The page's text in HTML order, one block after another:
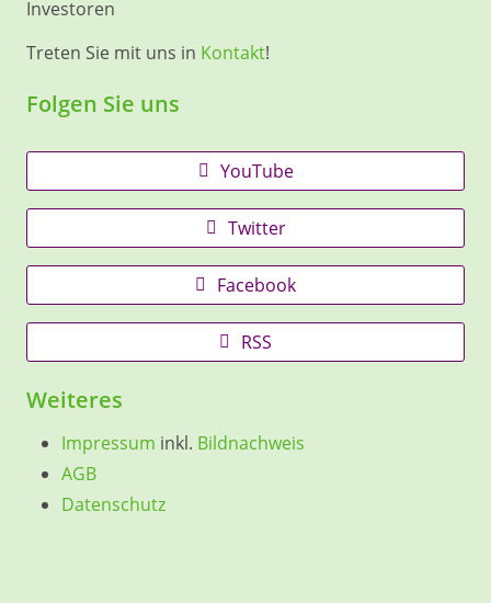
Investoren
Treten Sie mit uns in Kontakt!
Folgen Sie uns
YouTube
Twitter
Facebook
RSS
Weiteres
Impressum inkl. Bildnachweis
AGB
Datenschutz